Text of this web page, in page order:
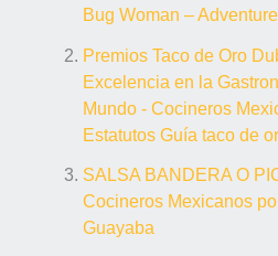
Bug Woman –
Premios Taco de Oro
Excelencia en la
Mundo - Cocineros
Estatutos Guía taco de
SALSA BANDERA O
Cocineros Mexicanos
Guayaba